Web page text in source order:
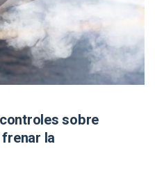
sobre
la